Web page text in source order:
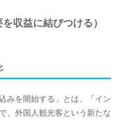
収益に結びつける）
みを開始する」とは、「イン
、外国人観光客という新たな